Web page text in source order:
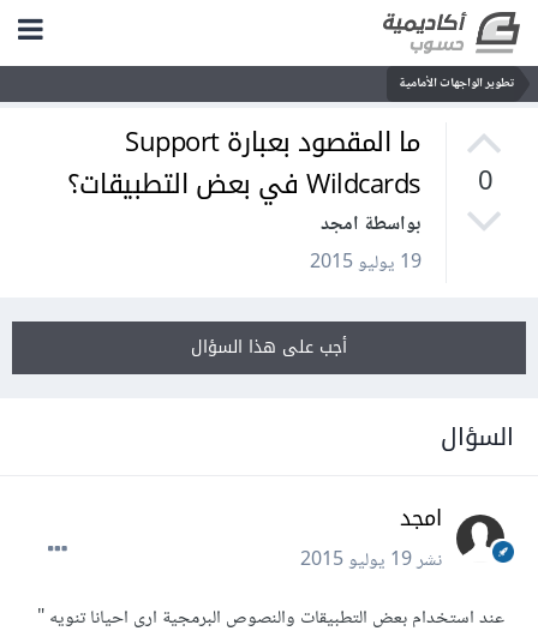
تطوير الواجهات الأمامية
0
ما المقصود بعبارة Support
Wildcards في بعض التطبيقات؟
بواسطة امجد
19 يوليو 2015
أجب على هذا السؤال
السؤال
امجد
نشر19 يوليو 2015
عند استخدام بعض التطبيقات والنصوص البرمجية ارى احيانا تنويه "